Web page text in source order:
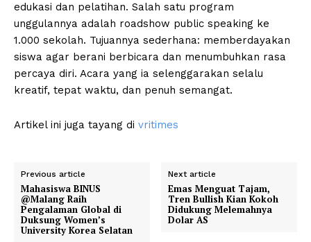
edukasi dan pelatihan. Salah satu program
unggulannya adalah roadshow public speaking ke
1.000 sekolah. Tujuannya sederhana: memberdayakan
siswa agar berani berbicara dan menumbuhkan rasa
percaya diri. Acara yang ia selenggarakan selalu
kreatif, tepat waktu, dan penuh semangat.
Artikel ini juga tayang di vritimes
Previous article
Mahasiswa BINUS
@Malang Raih
Pengalaman Global di
Duksung Women’s
University Korea Selatan
Next article
Emas Menguat Tajam,
Tren Bullish Kian Kokoh
Didukung Melemahnya
Dolar AS